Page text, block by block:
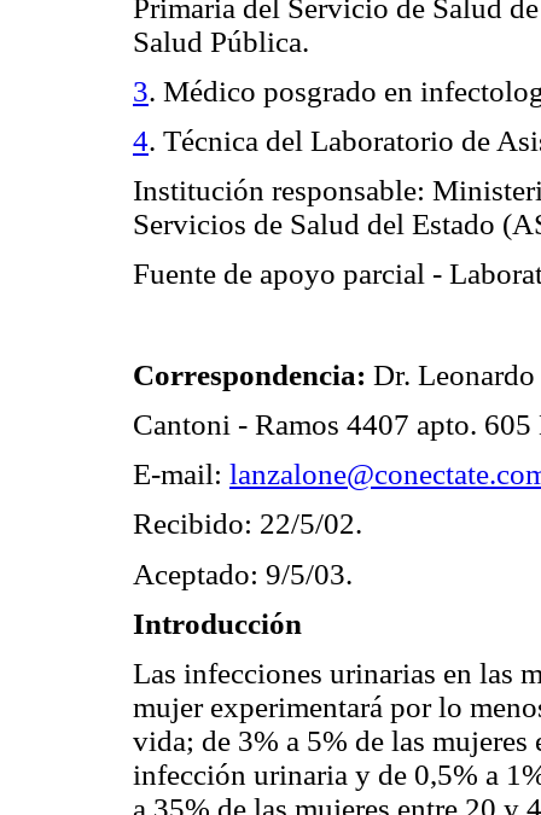
Primaria del Servicio de Salud
Salud Pública.
3. Médico posgrado en
4. Técnica del Laboratorio de
Institución responsable:
Servicios de Salud del Estado
Fuente de apoyo parcial -
Correspondencia: Dr.
Cantoni - Ramos 4407 apto.
E-mail:
Recibido: 22/5/02.
Aceptado: 9/5/03.
Introducción
Las infecciones urinarias en las
mujer experimentará por lo
vida; de 3% a 5% de las
infección urinaria y de 0,5% a
a 35% de las mujeres entre 20 y